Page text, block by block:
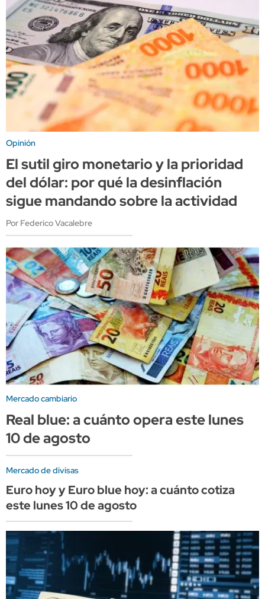
Opinión
El sutil giro monetario y la prioridad
del dólar: por qué la desinflación
sigue mandando sobre la actividad
Por Federico Vacalebre
Mercado cambiario
Real blue: a cuánto opera este lunes
10 de agosto
Mercado de divisas
Euro hoy y Euro blue hoy: a cuánto cotiza
este lunes 10 de agosto